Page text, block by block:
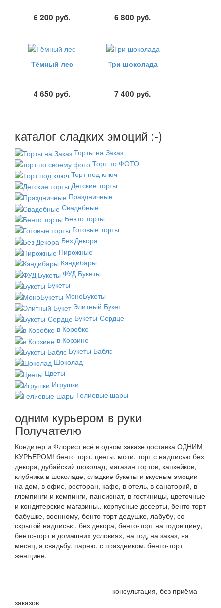
6 200 руб. 6 800 руб.
Тёмный лес
4 650 руб.
Три шоколада
7 400 руб.
каталог сладких эмоций :-)
Торты на Заказ
Торт по ФОТО
Торт под ключ
Детские торты
Праздничные
Свадебные
Бенто торты
Готовые торты
Без Декора
Пирожные
Кэндибары
ФУД Букеты
Букеты
МоноБукеты
Элитный Букет
Букеты-Сердце
в Коробке
в Корзине
Букеты Баблс
Шоколад
Цветы
Игрушки
Гелиевые шары
одним курьером в руки
Получателю
Кондитер и Флорист всё в одном заказе доставка ОДНИМ
КУРЬЕРОМ! бенто торт, цветы, моти, торт с надписью без
декора, дубайский шоколад, магазин тортов, капкейков,
клубника в шоколаде, сладкие букеты и вкусные эмоции
на дом, в офис, ресторан, кафе, в отель, в санаторий, в
глэмпинги и кемпинги, пансионат, в гостиницы, цветочные
и кондитерские магазины.. корпусные десерты, бенто торт
бабушке, военному, бенто-торт дедушке, лабубу, со
скрытой надписью, без декора, бенто-торт на годовщину,
бенто-торт в домашних условиях, на год, на заказ, на
месяц, а свадьбу, парню, с праздником, бенто-торт
женщине,
- консультация, без приёма
заказов